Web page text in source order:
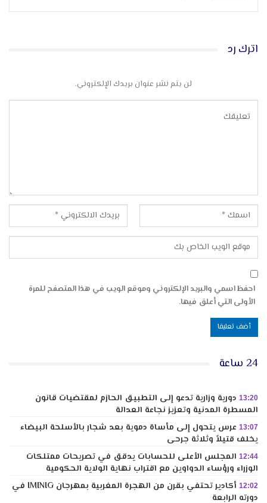
اترك رد
لن يتم نشر عنوان بريدك الإلكتروني.
احفظ اسمي والبريد الإلكتروني وموقع الويب في هذا المتصفح للمرة
الأولى التي أعلق فيها.
24 ساعة
13:20 دورية وزارية تدعو إلى التطبيق الحازم لمقتضيات قانون
المسطرة المدنية وتعزيز نجاعة العدالة
13:07 عرس يتحول إلى مأساة دموية بعد شجار بالأسلحة البيضاء
يخلف قتيلاً وثلاثة جرحى
12:44 المجلس الأعلى للحسابات يدقق في تصريحات ممتلكات
الوزراء ورؤساء الدواوين مع اقتراب نهاية الولاية الحكومية
12:02
أكادير تحتفي بقرن من الهجرة المغربية بمهرجان IMINIG في
دورته الرابعة